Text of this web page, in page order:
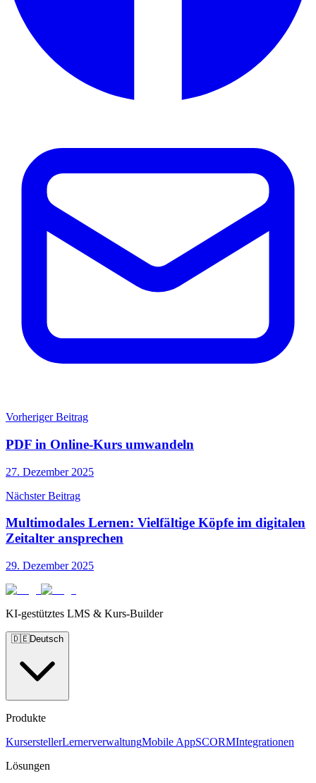
Vorheriger Beitrag
PDF in Online-Kurs umwandeln
27. Dezember 2025
Nächster Beitrag
Multimodales Lernen: Vielfältige Köpfe im digitalen
Zeitalter ansprechen
29. Dezember 2025
KI-gestütztes LMS & Kurs-Builder
🇩🇪Deutsch
Produkte
KurserstellerLernerverwaltungMobile AppSCORMIntegrationen
Lösungen